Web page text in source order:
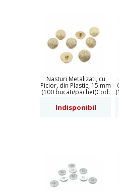
Nasturi Metalizati, cu
Picior, din Plastic, 15 mm
(100 bucati/pachet)Cod:
Indisponibil